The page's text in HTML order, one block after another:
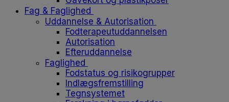
Fag & Faglighed
Uddannelse & Autorisation
Fodterapeutuddannelsen
Autorisation
Efteruddannelse
Faglighed
Fodstatus og risikogrupper
Indlægsfremstilling
Tegnsystemet